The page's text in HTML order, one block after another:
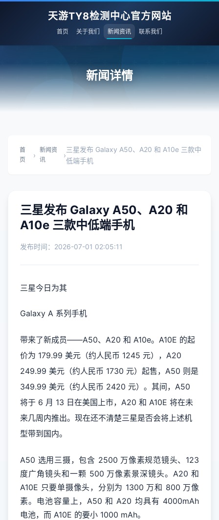
天游TY8检测中心官方网站
首页 关于我们 新闻资讯 联系我们
新闻详情
首
页
›
新闻资
讯
›
三星发布 Galaxy A50、A20 和 A10e 三款中
低端手机
三星发布 Galaxy A50、A20 和
A10e 三款中低端手机
发布时间：2026-07-01 02:05:11
三星今日为其
Galaxy A 系列手机
带来了新成员——A50、A20 和 A10e。A10E 的起
价为 179.99 美元（约人民币 1245 元），A20
249.99 美元（约人民币 1730 元）起售，A50 则是
349.99 美元（约人民币 2420 元）。其间，A50
将于 6 月 13 日在美国上市，A20 和 A10E 将在未
来几周内推出。现在还不清楚三星是否会将上述机
型带到国内。
A50 选用三摄，包含 2500 万像素规范镜头、123
度广角镜头和一颗 500 万像素景深镜头。A20 和
A10E 只要单摄像头，分别为 1300 万和 800 万像
素。电池容量上，A50 和 A20 均具有 4000mAh
电池，而 A10E 的要小 1000 mAh。